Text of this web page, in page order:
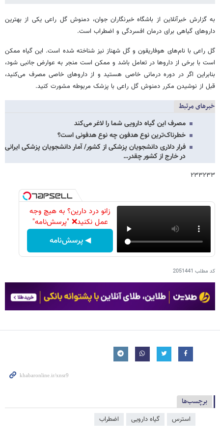
به گزارش خبرآنلاین از باشگاه خبرنگاران جوان، دمنوش گل راعی یکی از بهترین
داروهای گیاهی برای درمان افسردگی و اضطراب است.
گل راعی با نام‌های هوفاریقون و گل شهناز نیز شناخته شده است. این گیاه ممکن
است با برخی از داروها در تعامل باشد و ممکن است منجر به عوارض جانبی شود،
بنابراین اگر در دوره درمانی خاصی هستید و از داروهای خاصی مصرف می‌کنید،
قبل از نوشیدن مکرر دمنوش گل راعی با پزشک مربوطه مشورت کنید.
خبرهای مرتبط
مصرف این گیاه دارویی شما را لاغر می‌کند
خطرناک‌ترین نوع هدفون چه نوع هدفونی است؟
فرار دلاری دانشجویان پزشکی از کشور/ آمار دانشجویان پزشکی ایرانی
در خارج از کشور چقدر…
۲۳۳۲۳۳
زانو درد دارین؟ به هیچ وجه
عمل نکنید❌ "پرسش‌نامه"
◀ پرسش‌نامه
کد مطلب 2051441
برچسب‌ها
استرس گیاه دارویی اضطراب